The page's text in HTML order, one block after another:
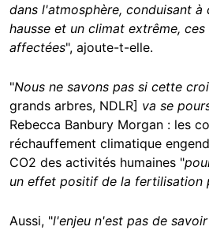
dans l'atmosphère, conduisant à
hausse et un climat extrême,
affectées", ajoute-t-elle.
"Nous ne savons pas si cette
grands arbres, NDLR] va se
Rebecca Banbury Morgan : les
réchauffement climatique
CO2 des activités humaines "
un effet positif de la fertilisation
Aussi, "l'enjeu n'est pas de